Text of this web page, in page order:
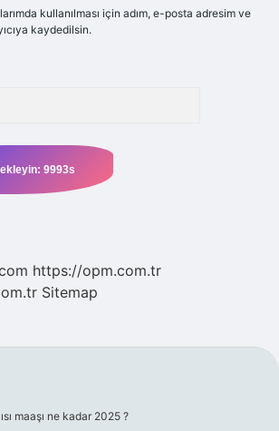
kullanılması için adım, e-posta adresim ve
kaydedilsin.
https://opm.com.tr
Sitemap
maaşı ne kadar 2025 ?